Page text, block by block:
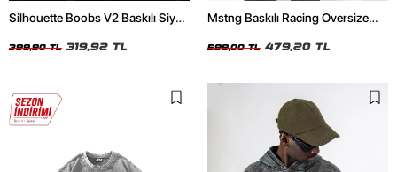
Silhouette Boobs V2 Baskılı Siyah
399,90 TL 319,92 TL
Mstng Baskılı Racing Oversize
599,00 TL 479,20 TL